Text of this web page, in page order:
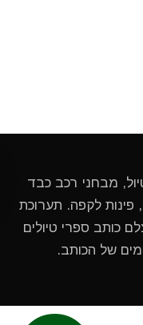
מבחני רכב כבד
לקפה. תערוכת
כותב ספרי טיולים
של הכותב.